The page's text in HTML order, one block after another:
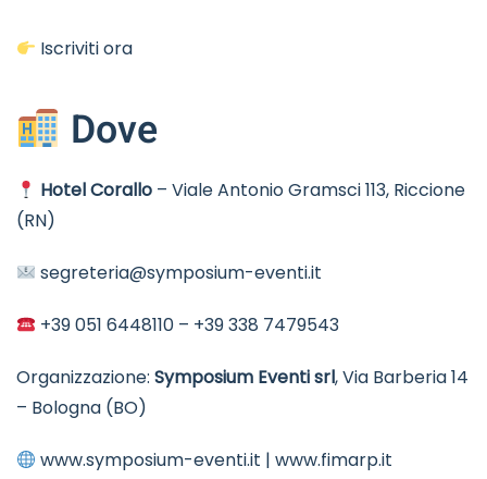
Iscriviti ora
Dove
Hotel Corallo – Viale Antonio Gramsci 113, Riccione
(RN)
segreteria@symposium-eventi.it
+39 051 6448110 – +39 338 7479543
Organizzazione: Symposium Eventi srl, Via Barberia 14
– Bologna (BO)
www.symposium-eventi.it |www.fimarp.it